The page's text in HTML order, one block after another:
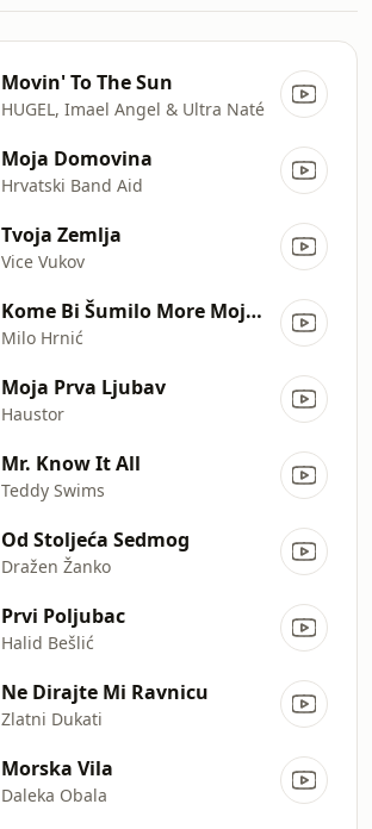
Movin' To The Sun
HUGEL, Imael Angel & Ultra Naté
Moja Domovina
Hrvatski Band Aid
Tvoja Zemlja
Vice Vukov
Kome Bi Šumilo More Moje Sinje
Milo Hrnić
Moja Prva Ljubav
Haustor
Mr. Know It All
Teddy Swims
Od Stoljeća Sedmog
Dražen Žanko
Prvi Poljubac
Halid Bešlić
Ne Dirajte Mi Ravnicu
Zlatni Dukati
Morska Vila
Daleka Obala